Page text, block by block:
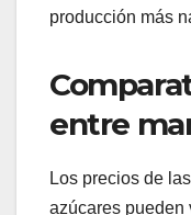
producción más
entre
Los precios de
azúcares pueden